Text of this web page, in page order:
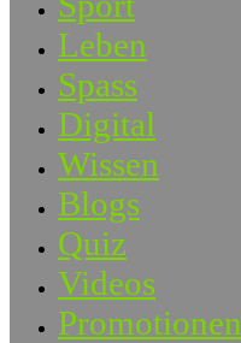
Leben
Spass
Digital
Wissen
Blogs
Quiz
Videos
Promotionen